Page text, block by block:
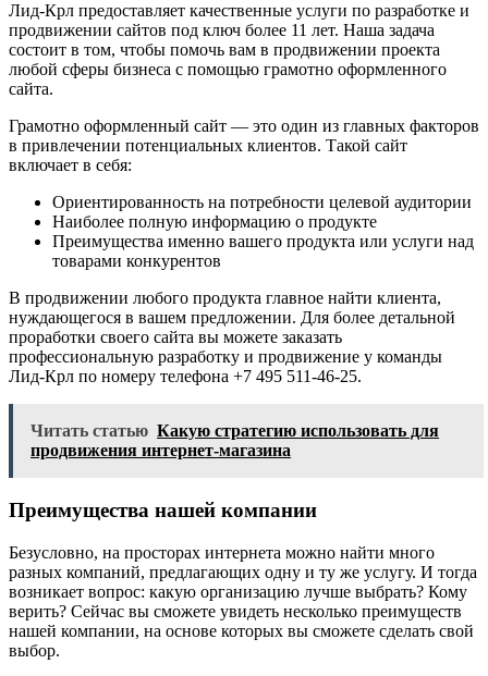
Лид-Крл предоставляет качественные услуги по разработке и
продвижении сайтов под ключ более 11 лет. Наша задача
состоит в том, чтобы помочь вам в продвижении проекта
любой сферы бизнеса с помощью грамотно оформленного
сайта.
Грамотно оформленный сайт — это один из главных факторов
в привлечении потенциальных клиентов. Такой сайт
включает в себя:
Ориентированность на потребности целевой аудитории
Наиболее полную информацию о продукте
Преимущества именно вашего продукта или услуги над
товарами конкурентов
В продвижении любого продукта главное найти клиента,
нуждающегося в вашем предложении. Для более детальной
проработки своего сайта вы можете заказать
профессиональную разработку и продвижение у команды
Лид-Крл по номеру телефона +7 495 511-46-25.
Читать статью Какую стратегию использовать для
продвижения интернет-магазина
Преимущества нашей компании
Безусловно, на просторах интернета можно найти много
разных компаний, предлагающих одну и ту же услугу. И тогда
возникает вопрос: какую организацию лучше выбрать? Кому
верить? Сейчас вы сможете увидеть несколько преимуществ
нашей компании, на основе которых вы сможете сделать свой
выбор.